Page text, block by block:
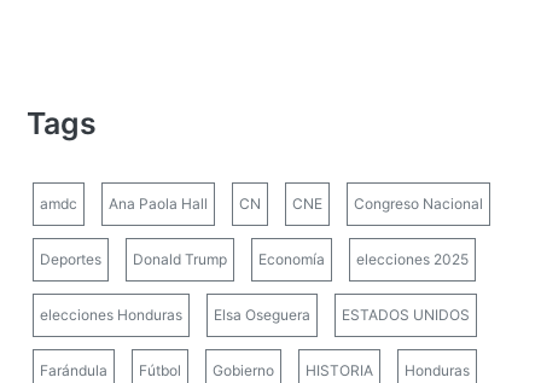
Tags
amdc Ana Paola Hall CN CNE Congreso Nacional
Deportes Donald Trump Economía elecciones 2025
elecciones Honduras Elsa Oseguera ESTADOS UNIDOS
Farándula Fútbol Gobierno HISTORIA Honduras